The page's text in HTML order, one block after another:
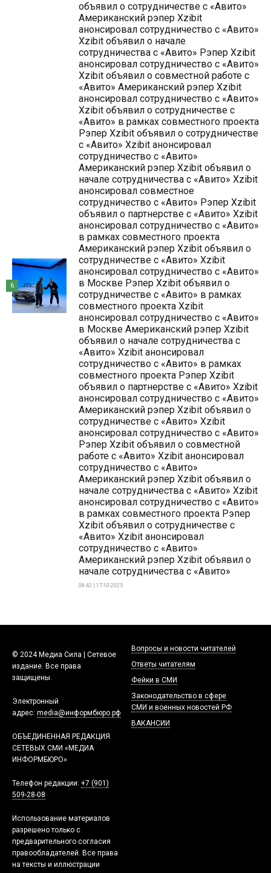
объявил о сотрудничестве с «Авито»
Американский рэпер Xzibit
анонсировал сотрудничество с «Авито»
Xzibit объявил о начале
сотрудничества с «Авито» Рэпер Xzibit
анонсировал сотрудничество с «Авито»
Xzibit объявил о совместной работе с
«Авито» Американский рэпер Xzibit
анонсировал сотрудничество с «Авито»
Xzibit объявил о сотрудничестве с
«Авито» в рамках совместного проекта
Рэпер Xzibit объявил о сотрудничестве
с «Авито» Xzibit анонсировал
сотрудничество с «Авито»
Американский рэпер Xzibit объявил о
начале сотрудничества с «Авито» Xzibit
анонсировал совместное
сотрудничество с «Авито» Рэпер Xzibit
объявил о партнерстве с «Авито» Xzibit
анонсировал сотрудничество с «Авито»
в рамках совместного проекта
Американский рэпер Xzibit объявил о
сотрудничестве с «Авито» Xzibit
анонсировал сотрудничество с «Авито»
в Москве Рэпер Xzibit объявил о
сотрудничестве с «Авито» в рамках
совместного проекта Xzibit
анонсировал сотрудничество с «Авито»
в Москве Американский рэпер Xzibit
объявил о начале сотрудничества с
«Авито» Xzibit анонсировал
сотрудничество с «Авито» в рамках
совместного проекта Рэпер Xzibit
объявил о партнерстве с «Авито» Xzibit
анонсировал сотрудничество с «Авито»
Американский рэпер Xzibit объявил о
сотрудничестве с «Авито» Xzibit
анонсировал сотрудничество с «Авито»
Рэпер Xzibit объявил о совместной
работе с «Авито» Xzibit анонсировал
сотрудничество с «Авито»
Американский рэпер Xzibit объявил о
начале сотрудничества с «Авито» Xzibit
анонсировал сотрудничество с «Авито»
в рамках совместного проекта Рэпер
Xzibit объявил о сотрудничестве с
«Авито» Xzibit анонсировал
сотрудничество с «Авито»
Американский рэпер Xzibit объявил о
начале сотрудничества с «Авито»
08:42 | 17-10-2025
6
© 2024 Медиа Сила | Сетевое
издание. Все права
защищены.
Электронный
адрес: media@информбюро.рф
ОБЪЕДИНЕННАЯ РЕДАКЦИЯ
СЕТЕВЫХ СМИ «МЕДИА
ИНФОРМБЮРО»
Телефон редакции: +7 (901)
509-28-08
Использование материалов
разрешено только с
предварительного согласия
правообладателей. Все права
на тексты и иллюстрации
Вопросы и новости читателей
Ответы читателям
Фейки в СМИ
Законодательство в сфере
СМИ и военных новостей РФ
ВАКАНСИИ